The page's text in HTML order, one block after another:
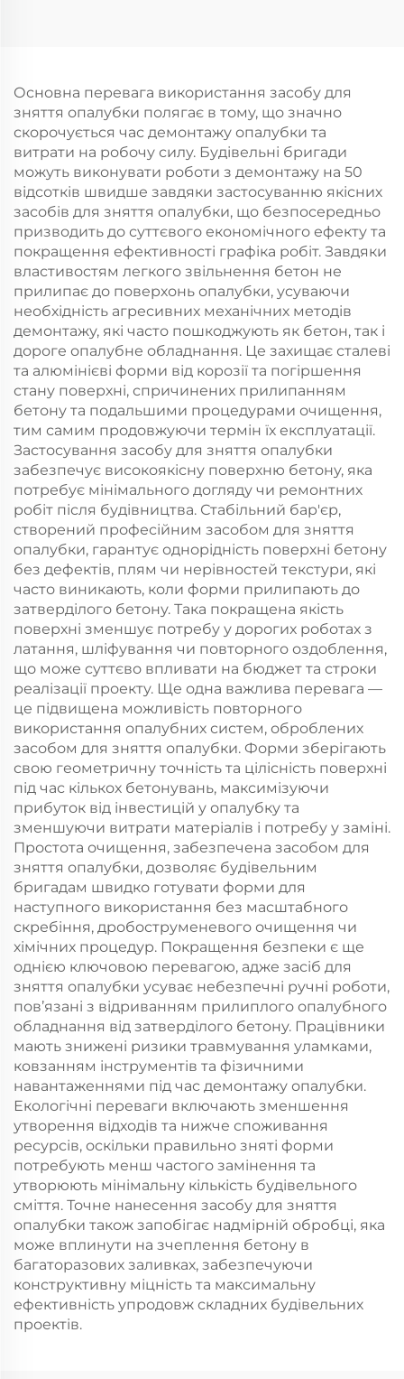
Основна перевага використання засобу для
зняття опалубки полягає в тому, що значно
скорочується час демонтажу опалубки та
витрати на робочу силу. Будівельні бригади
можуть виконувати роботи з демонтажу на 50
відсотків швидше завдяки застосуванню якісних
засобів для зняття опалубки, що безпосередньо
призводить до суттєвого економічного ефекту та
покращення ефективності графіка робіт. Завдяки
властивостям легкого звільнення бетон не
прилипає до поверхонь опалубки, усуваючи
необхідність агресивних механічних методів
демонтажу, які часто пошкоджують як бетон, так і
дороге опалубне обладнання. Це захищає сталеві
та алюмінієві форми від корозії та погіршення
стану поверхні, спричинених прилипанням
бетону та подальшими процедурами очищення,
тим самим продовжуючи термін їх експлуатації.
Застосування засобу для зняття опалубки
забезпечує високоякісну поверхню бетону, яка
потребує мінімального догляду чи ремонтних
робіт після будівництва. Стабільний бар'єр,
створений професійним засобом для зняття
опалубки, гарантує однорідність поверхні бетону
без дефектів, плям чи нерівностей текстури, які
часто виникають, коли форми прилипають до
затверділого бетону. Така покращена якість
поверхні зменшує потребу у дорогих роботах з
латання, шліфування чи повторного оздоблення,
що може суттєво впливати на бюджет та строки
реалізації проекту. Ще одна важлива перевага —
це підвищена можливість повторного
використання опалубних систем, оброблених
засобом для зняття опалубки. Форми зберігають
свою геометричну точність та цілісність поверхні
під час кількох бетонувань, максимізуючи
прибуток від інвестицій у опалубку та
зменшуючи витрати матеріалів і потребу у заміні.
Простота очищення, забезпечена засобом для
зняття опалубки, дозволяє будівельним
бригадам швидко готувати форми для
наступного використання без масштабного
скребіння, дробоструменевого очищення чи
хімічних процедур. Покращення безпеки є ще
однією ключовою перевагою, адже засіб для
зняття опалубки усуває небезпечні ручні роботи,
пов’язані з відриванням прилиплого опалубного
обладнання від затверділого бетону. Працівники
мають знижені ризики травмування уламками,
ковзанням інструментів та фізичними
навантаженнями під час демонтажу опалубки.
Екологічні переваги включають зменшення
утворення відходів та нижче споживання
ресурсів, оскільки правильно зняті форми
потребують менш частого замінення та
утворюють мінімальну кількість будівельного
сміття. Точне нанесення засобу для зняття
опалубки також запобігає надмірній обробці, яка
може вплинути на зчеплення бетону в
багаторазових заливках, забезпечуючи
конструктивну міцність та максимальну
ефективність упродовж складних будівельних
проектів.